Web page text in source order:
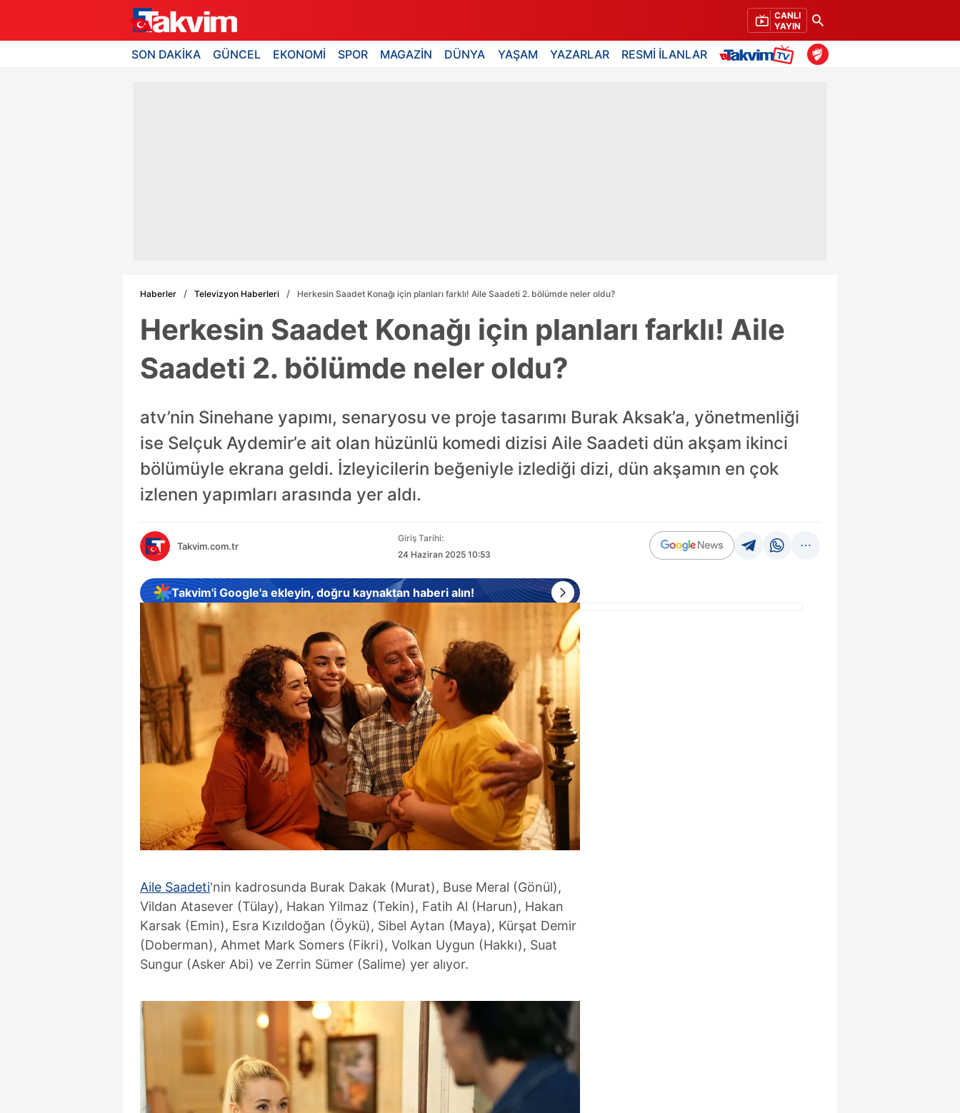
CANLI
YAYIN
SON DAKİKA GÜNCEL EKONOMİ SPOR MAGAZİN DÜNYA YAŞAM YAZARLAR RESMİ İLANLAR
Haberler Televizyon Haberleri Herkesin Saadet Konağı için planları farklı! Aile Saadeti 2. bölümde neler oldu?
Herkesin Saadet Konağı için planları farklı! Aile
Saadeti 2. bölümde neler oldu?
atv’nin Sinehane yapımı, senaryosu ve proje tasarımı Burak Aksak’a, yönetmenliği
ise Selçuk Aydemir’e ait olan hüzünlü komedi dizisi Aile Saadeti dün akşam ikinci
bölümüyle ekrana geldi. İzleyicilerin beğeniyle izlediği dizi, dün akşamın en çok
izlenen yapımları arasında yer aldı.
Takvim.com.tr
Giriş Tarihi:
24 Haziran 2025 10:53
Takvim'i Google'a ekleyin, doğru kaynaktan haberi alın!
Aile Saadeti'nin kadrosunda Burak Dakak (Murat), Buse Meral (Gönül),
Vildan Atasever (Tülay), Hakan Yilmaz (Tekin), Fatih Al (Harun), Hakan
Karsak (Emin), Esra Kızıldoğan (Öykü), Sibel Aytan (Maya), Kürşat Demir
(Doberman), Ahmet Mark Somers (Fikri), Volkan Uygun (Hakkı), Suat
Sungur (Asker Abi) ve Zerrin Sümer (Salime) yer alıyor.